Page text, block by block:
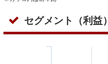
セグメント（利益）